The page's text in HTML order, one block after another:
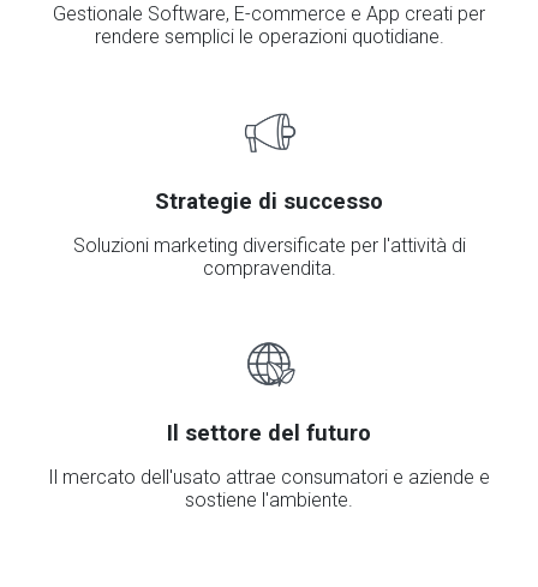
Gestionale Software, E-commerce e App creati per
rendere semplici le operazioni quotidiane.
Strategie di successo
Soluzioni marketing diversificate per l'attività di
compravendita.
Il settore del futuro
Il mercato dell'usato attrae consumatori e aziende e
sostiene l'ambiente.